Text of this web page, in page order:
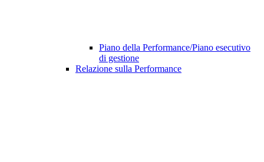
Piano della Performance/Piano esecutivo
di gestione
Relazione sulla Performance